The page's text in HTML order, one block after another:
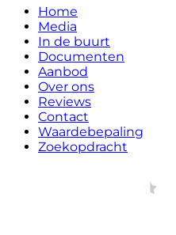
Home
Media
In de buurt
Documenten
Aanbod
Over ons
Reviews
Contact
Waardebepaling
Zoekopdracht